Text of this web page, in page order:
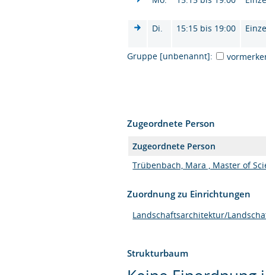
Di. 15:15 bis 19:00
Gruppe [unbenannt]:
Zugeordnete Person
Zugeordnete Person
Trübenbach, Mara , Master of
Zuordnung zu Einrichtungen
Landschaftsarchitektur/
Strukturbaum